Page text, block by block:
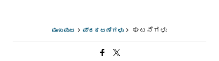
ಮುಖಪುಟ ಪ್ರಕಟಣೆಗಳು ಘಟನೆಗಳು